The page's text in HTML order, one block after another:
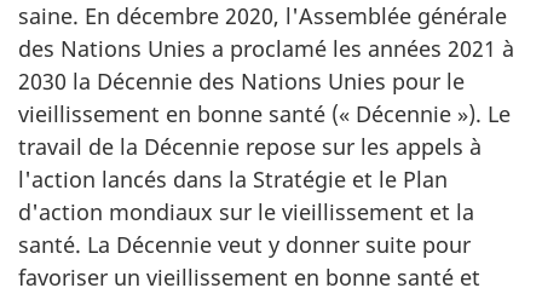
saine. En décembre 2020, l'Assemblée générale
des Nations Unies a proclamé les années 2021 à
2030 la Décennie des Nations Unies pour le
vieillissement en bonne santé (« Décennie »). Le
travail de la Décennie repose sur les appels à
l'action lancés dans la Stratégie et le Plan
d'action mondiaux sur le vieillissement et la
santé. La Décennie veut y donner suite pour
favoriser un vieillissement en bonne santé et